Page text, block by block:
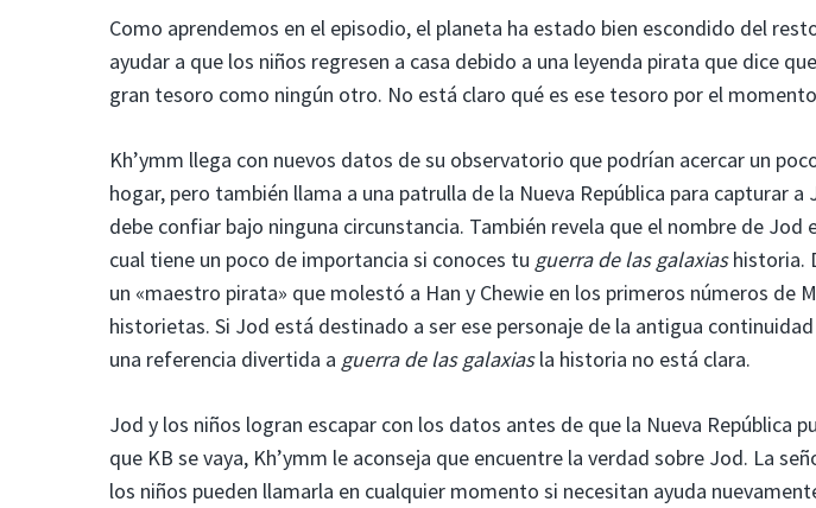
Como aprendemos en el episodio, el planeta ha estado bien escondido del
ayudar a que los niños regresen a casa debido a una leyenda pirata que dice
gran tesoro como ningún otro. No está claro qué es ese tesoro por el
Kh’ymm llega con nuevos datos de su observatorio que podrían acercar un
hogar, pero también llama a una patrulla de la Nueva República para capturar
debe confiar bajo ninguna circunstancia. También revela que el nombre de Jod
cual tiene un poco de importancia si conoces tu guerra de las galaxiashistoria.
un «maestro pirata» que molestó a Han y Chewie en los primeros números de
historietas. Si Jod está destinado a ser ese personaje de la antigua
una referencia divertida a guerra de las galaxiasla historia no está clara.
Jod y los niños logran escapar con los datos antes de que la Nueva República
que KB se vaya, Kh’ymm le aconseja que encuentre la verdad sobre Jod. La
los niños pueden llamarla en cualquier momento si necesitan ayuda